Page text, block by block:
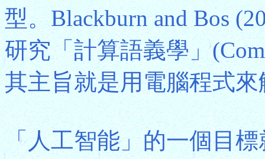
型。Blackburn and Bos
研究「計算語義學」
其主旨就是用電腦程式
「人工智能」的一個目